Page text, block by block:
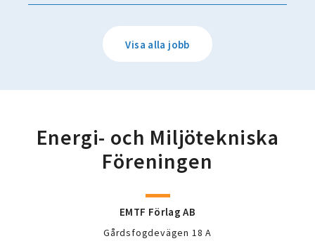
Visa alla jobb
Energi- och Miljötekniska
Föreningen
EMTF Förlag AB
Gårdsfogdevägen 18 A